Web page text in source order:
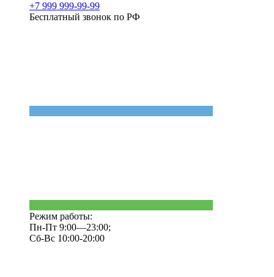
+7 999 999-99-99
Бесплатный звонок по РФ
Режим работы:
Пн-Пт 9:00—23:00;
Сб-Вс 10:00-20:00